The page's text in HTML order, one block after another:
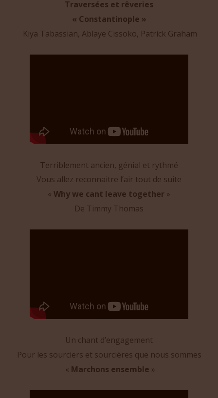
Traversées et rêveries
« Constantinople »
Kiya Tabassian, Ablaye Cissoko, Patrick Graham
Terriblement ancien, génial et rythmé
Vous allez reconnaitre l’air tout de suite
« Why we cant leave together »
De Timmy Thomas
Un chant d’engagement
Pour les sourciers et sourcières que nous sommes
« Marchons ensemble »